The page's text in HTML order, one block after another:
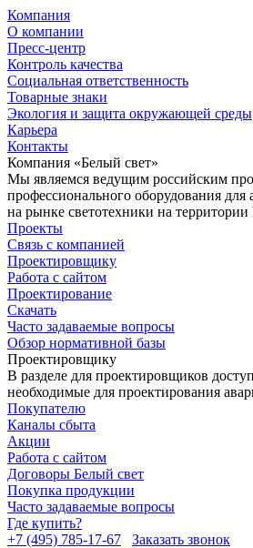
Компания
О компании
Пресс-центр
Контроль качества
Социальная ответственность
Товарные знаки
Экология и защита окружающей среды
Карьера
Контакты
Компания «Белый свет»
Мы являемся ведущим российским
профессионального оборудования
на рынке светотехники на
Проекты
Связь с компанией
Проектировщику
Работа с сайтом
Проектирование
Скачать
Часто задаваемые вопросы
Обзор нормативной базы
Проектировщику
В разделе для проектировщиков
необходимые для проектирования
Покупателю
Каналы сбыта
Акции
Работа с сайтом
Договоры Белый свет
Покупка продукции
Часто задаваемые вопросы
Где купить?
+7 (495) 785-17-67
Заказать звонок